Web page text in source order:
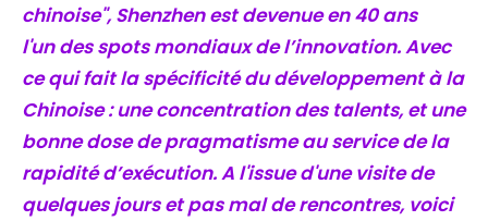
chinoise", Shenzhen est devenue en 40 ans
l'un des spots mondiaux de l’innovation. Avec
ce qui fait la spécificité du développement à la
Chinoise : une concentration des talents, et une
bonne dose de pragmatisme au service de la
rapidité d’exécution. A l'issue d'une visite de
quelques jours et pas mal de rencontres, voici